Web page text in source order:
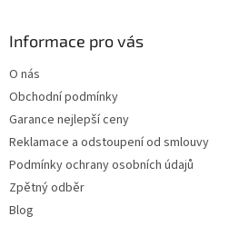
Informace pro vás
O nás
Obchodní podmínky
Garance nejlepší ceny
Reklamace a odstoupení od smlouvy
Podmínky ochrany osobních údajů
Zpětný odběr
Blog